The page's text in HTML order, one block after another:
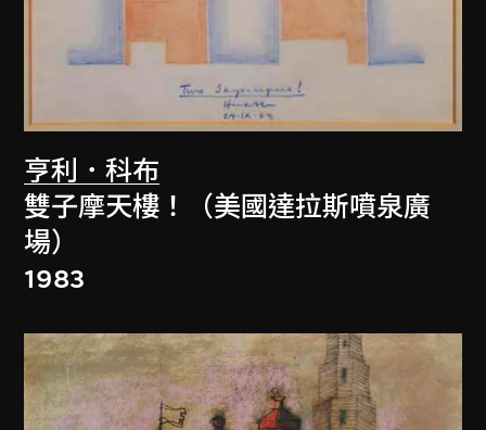
亨利．科布
雙子摩天樓！（美國達拉斯噴泉廣
場）
1983